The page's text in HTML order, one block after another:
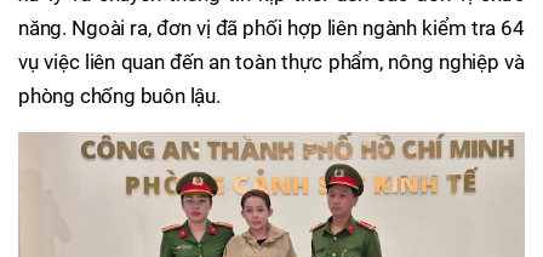
năng. Ngoài ra, đơn vị đã phối hợp liên ngành kiểm tra 64
vụ việc liên quan đến an toàn thực phẩm, nông nghiệp và
phòng chống buôn lậu.